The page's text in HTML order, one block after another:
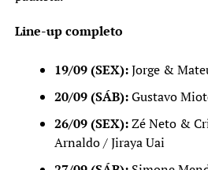
Line-up completo
19/09 (SEX):Jorge &
20/09 (SÁB):Gustavo
26/09 (SEX):Zé Neto &
Arnaldo / Jiraya Uai